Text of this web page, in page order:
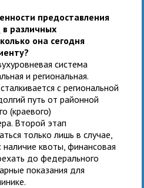
предоставления
в различных
она сегодня
система
и региональная.
с региональной
путь от районной
(краевого)
Второй этап
только лишь в случае,
квоты, финансовая
до федерального
показания для